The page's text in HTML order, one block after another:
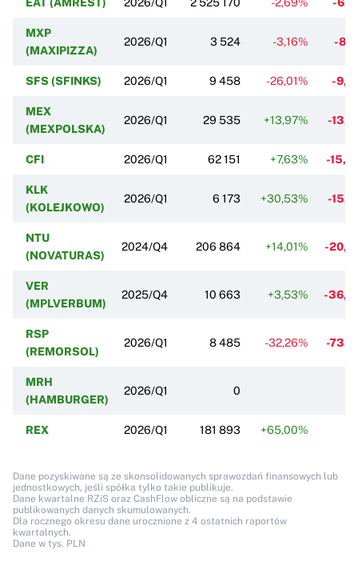
MXP
(MAXIPIZZA)
2026/Q1 3 524 -3,16% -
SFS (SFINKS) 2026/Q1 9 458 -26,01% -
MEX
(MEXPOLSKA)
2026/Q1 29 535 +13,97% -
CFI 2026/Q1 62 151 +7,63% -
KLK
(KOLEJKOWO)
2026/Q1 6 173 +30,53% -
NTU
(NOVATURAS)
2024/Q4 206 864 +14,01% -
VER
(MPLVERBUM)
2025/Q4 10 663 +3,53% -
RSP
(REMORSOL)
2026/Q1 8 485 -32,26% -
MRH
(HAMBURGER)
2026/Q1 0
REX 2026/Q1 181 893 +65,00%
Dane pozyskiwane są ze skonsolidowanych sprawozdań finansowych lub
jednostkowych, jeśli spółka tylko takie publikuje.
Dane kwartalne RZiS oraz CashFlow obliczne są na podstawie
publikowanych danych skumulowanych.
Dla rocznego okresu dane urocznione z 4 ostatnich raportów
kwartalnych.
Dane w tys. PLN